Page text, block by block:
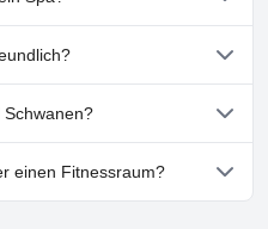
Hunde.
Schwanen vorhanden.
einen Fitnessraum?